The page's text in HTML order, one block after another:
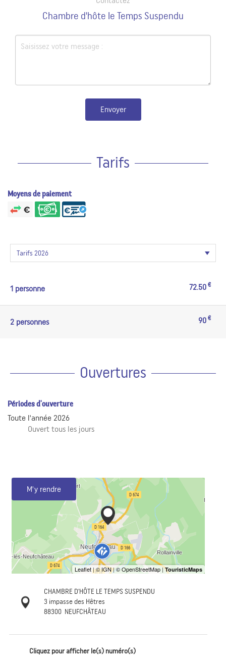
Chambre d'hôte le Temps Suspendu
Envoyer
Tarifs
Moyens de paiement
1 personne 72.50 €
2 personnes 90 €
Ouvertures
Périodes d'ouverture
Toute l'année 2026
Ouvert tous les jours
M'y rendre
CHAMBRE D'HÔTE LE TEMPS SUSPENDU
3 impasse des Hêtres
88300 NEUFCHÂTEAU
Cliquez pour afficher le(s) numéro(s)